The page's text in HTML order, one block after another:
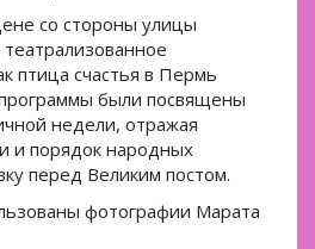
со стороны улицы
птица счастья в Пермь
были посвящены
недели, отражая
и порядок народных
перед Великим постом.
фотографии Марата